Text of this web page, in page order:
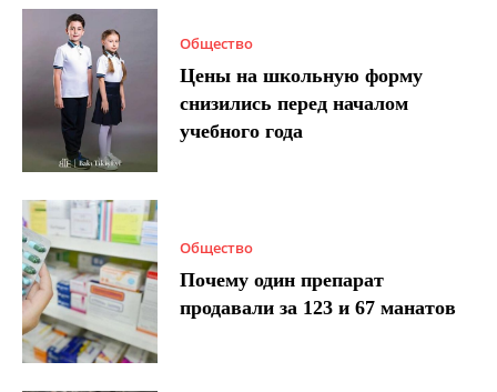
Общество
Цены на школьную форму
снизились перед началом
учебного года
Общество
Почему один препарат
продавали за 123 и 67 манатов